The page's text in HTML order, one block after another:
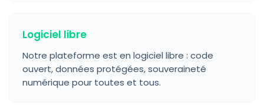
Logiciel libre
Notre plateforme est en logiciel libre : code
ouvert, données protégées, souveraineté
numérique pour toutes et tous.